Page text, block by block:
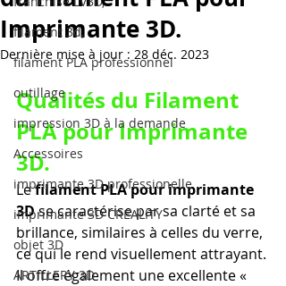
filament 3d,
filament PLA professionnel
outillage
impression 3D à la demande
Accessoires
imprimante 3D professionelle
imprimante 3D CREALITY
objet 3D
ARTILLERY 3D
Imprimante 3D.
Dernière mise à jour : 28 déc. 2023
Qualités du Filament
PLA pour Imprimante
3D.
Le filament PLA pour imprimante
3D se caractérise par sa clarté et sa
brillance, similaires à celles du verre,
ce qui le rend visuellement attrayant.
Il offre également une excellente «